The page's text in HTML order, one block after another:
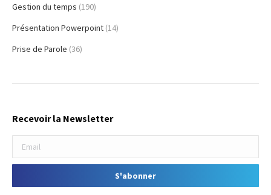
Gestion du temps (190)
Présentation Powerpoint (14)
Prise de Parole (36)
Recevoir la Newsletter